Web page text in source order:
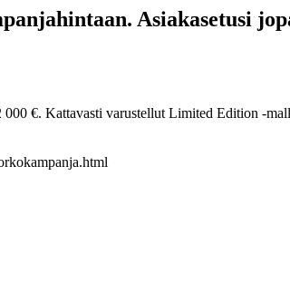
Asiakasetusi
€. Kattavasti varustellut Limited Edition -